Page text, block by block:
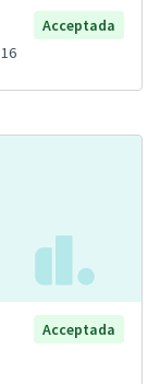
Acceptada
16
Acceptada